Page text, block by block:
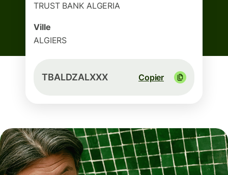
TRUST BANK ALGERIA
Ville
ALGIERS
TBALDZALXXX Copier